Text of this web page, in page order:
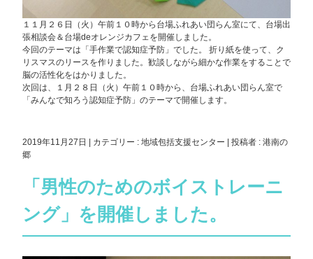
１１月２６日（火）午前１０時から台場ふれあい団らん室にて、台場出
張相談会＆台場deオレンジカフェを開催しました。
今回のテーマは「手作業で認知症予防」でした。 折り紙を使って、ク
リスマスのリースを作りました。歓談しながら細かな作業をすることで
脳の活性化をはかりました。
次回は、１月２８日（火）午前１０時から、台場ふれあい団らん室で
「みんなで知ろう認知症予防」のテーマで開催します。
2019年11月27日 カテゴリー : 地域包括支援センター
投稿者 : 港南の
郷
「男性のためのボイストレーニ
ング」を開催しました。